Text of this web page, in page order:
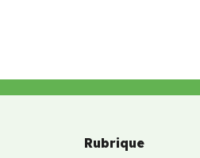
Rubrique